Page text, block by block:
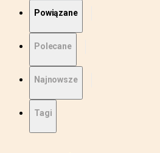
Powiązane
Polecane
Najnowsze
Tagi